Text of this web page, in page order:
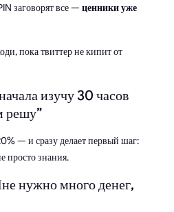
заговорят все — ценники уже
пока твиттер не кипит от
изучу 30 часов
решу”
— и сразу делает первый шаг:
просто знания.
нужно много денег,